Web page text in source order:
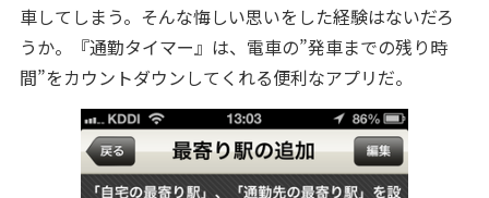
車してしまう。そんな悔しい思いをした経験はないだろ
うか。『通勤タイマー』は、電車の”発車までの残り時
間”をカウントダウンしてくれる便利なアプリだ。